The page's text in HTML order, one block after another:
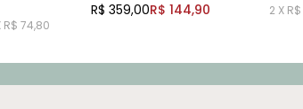
R$ 74,80
R$ 359,00R$ 144,90 2 X